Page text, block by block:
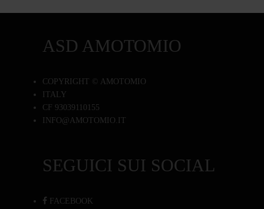
ASD AMOTOMIO
COPYRIGHT © AMOTOMIO
ITALY
CF 93039110155
INFO@AMOTOMIO.IT
SEGUICI SUI SOCIAL
FACEBOOK